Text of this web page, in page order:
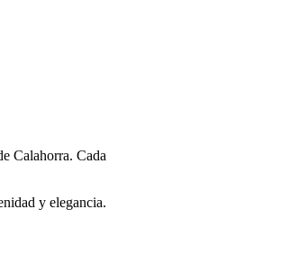
Calahorra. Cada
y elegancia.